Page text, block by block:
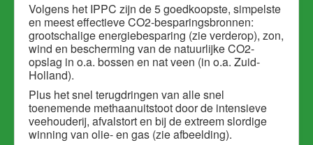
Volgens het IPPC zijn de 5 goedkoopste, simpelste
en meest effectieve CO2-besparingsbronnen:
grootschalige energiebesparing (zie verderop), zon,
wind en bescherming van de natuurlijke CO2-
opslag in o.a. bossen en nat veen (in o.a. Zuid-
Holland).
Plus het snel terugdringen van alle snel
toenemende methaanuitstoot door de intensieve
veehouderij, afvalstort en bij de extreem slordige
winning van olie- en gas (zie afbeelding).